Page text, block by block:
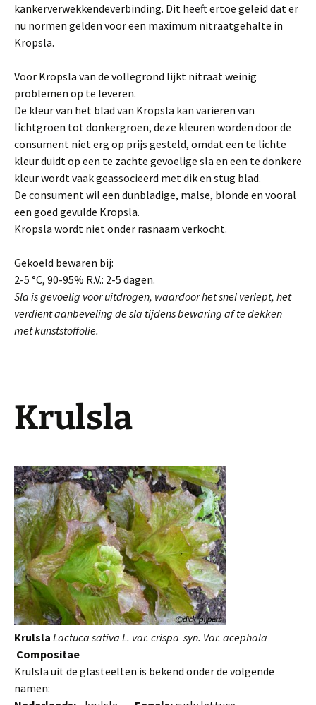
kankerverwekkendeverbin­ding. Dit heeft ertoe geleid dat er
nu normen gelden voor een maximum nitraat­gehalte in
Kropsla.
Voor Kropsla van de vollegrond lijkt nitraat weinig
problemen op te leveren.
De kleur van het blad van Kropsla kan variëren van
lichtgroen tot donkergroen, deze kleuren worden door de
consument niet erg op prijs gesteld, omdat een te lichte
kleur duidt op een te zachte gevoelige sla en een te donkere
kleur wordt vaak geassocieerd met dik en stug blad.
De consument wil een dunbladige, malse, blonde en vooral
een goed gevulde Kropsla.
Kropsla wordt niet onder rasnaam verkocht.
Gekoeld bewaren bij:
2-5 °C, 90-95% R.V.: 2-5 dagen.
Sla is gevoelig voor uitdrogen, waardoor het snel verlept, het
verdient aanbeveling de sla tijdens bewaring af te dekken
met kunststoffolie.
Krulsla
Krulsla Lactuca sativa L. var. crispa syn. Var. acephala
Compositae
Krulsla uit de glasteelten is bekend onder de volgende
namen: